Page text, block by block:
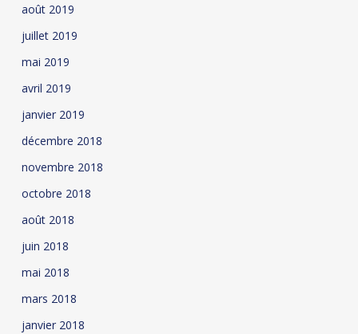
août 2019
juillet 2019
mai 2019
avril 2019
janvier 2019
décembre 2018
novembre 2018
octobre 2018
août 2018
juin 2018
mai 2018
mars 2018
janvier 2018